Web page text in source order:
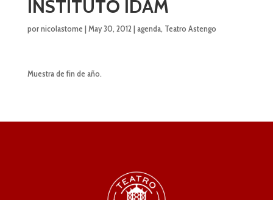
INSTITUTO IDAM
pornicolastome | May 30, 2012 | agenda, Teatro Astengo
Muestra de fin de año.